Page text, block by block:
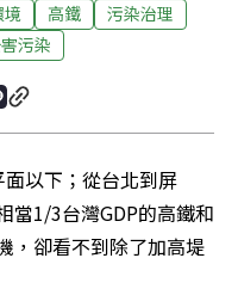
境 高鐵
污染治理
污染
以下；從台北到屏
當1/3台灣GDP的高鐵和
，卻看不到除了加高堤